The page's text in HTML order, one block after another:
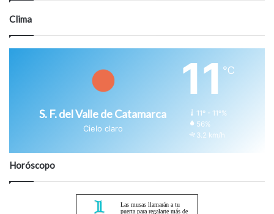
Clima
S. F. del Valle de Catamarca
Cielo claro
11 ℃
11º - 11º%
56%
3.2 km/h
Horóscopo